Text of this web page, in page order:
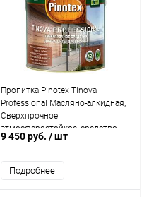
Пропитка Pinotex Tinova
Professional Масляно-алкидная,
Сверхпрочное
атмосферостойкое, средство
для защиты древесины до 15
9 450 руб. / шт
Подробнее